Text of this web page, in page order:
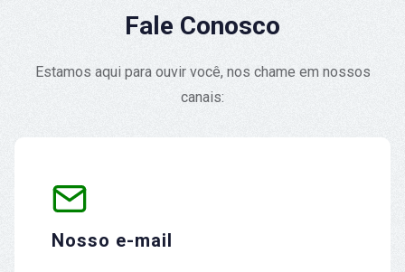
Fale Conosco
Estamos aqui para ouvir você, nos chame em nossos
canais:
Nosso e-mail